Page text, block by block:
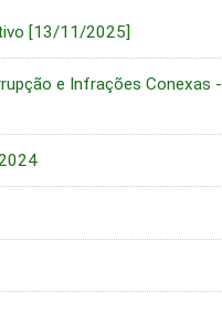
[13/11/2025]
e Infrações Conexas -